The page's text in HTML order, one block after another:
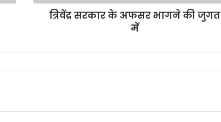
त्रिवेंद्र सरकार के अफसर भागने की जुगत
में